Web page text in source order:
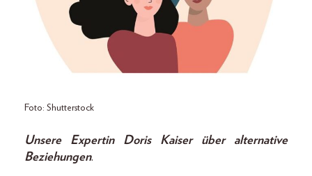
Foto: Shutterstock
Unsere Expertin Doris Kaiser über alternative
Beziehungen.